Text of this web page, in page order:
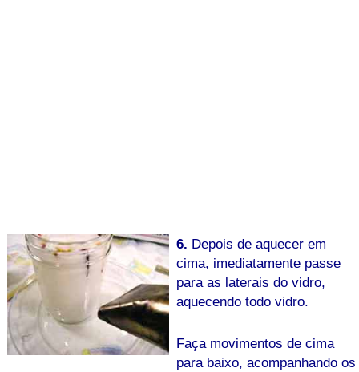
6. Depois de aquecer em
cima, imediatamente passe
para as laterais do vidro,
aquecendo todo vidro.
Faça movimentos de cima
para baixo, acompanhando os